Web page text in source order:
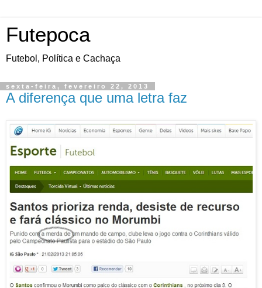
Futepoca
Futebol, Política e Cachaça
sexta-feira, fevereiro 22, 2013
A diferença que uma letra faz